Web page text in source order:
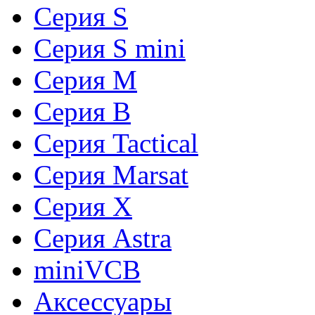
Серия S
Серия S mini
Серия М
Серия В
Серия Tactical
Серия Marsat
Cерия X
Cерия Astra
miniVCB
Аксессуары